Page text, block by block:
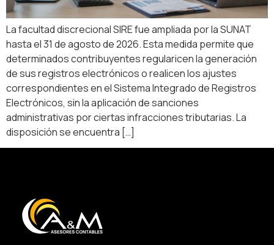
La facultad discrecional SIRE fue ampliada por la SUNAT
hasta el 31 de agosto de 2026. Esta medida permite que
determinados contribuyentes regularicen la generación
de sus registros electrónicos o realicen los ajustes
correspondientes en el Sistema Integrado de Registros
Electrónicos, sin la aplicación de sanciones
administrativas por ciertas infracciones tributarias. La
disposición se encuentra […]